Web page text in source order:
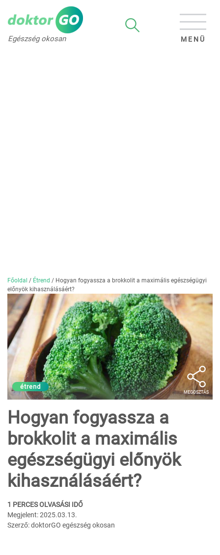
Egészség okosan MENÜ
Főoldal / Étrend / Hogyan fogyassza a brokkolit a maximális egészségügyi
előnyök kihasználásáért?
étrend
MEGOSZTÁS
Hogyan fogyassza a
brokkolit a maximális
egészségügyi előnyök
kihasználásáért?
1 PERCES OLVASÁSI IDŐ
Megjelent: 2025.03.13.
Szerző: doktorGO egészség okosan